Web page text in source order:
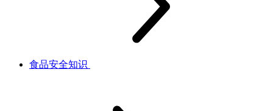
食品安全知识